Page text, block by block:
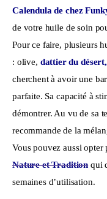
Calendula de chez
de votre huile de soin
Pour ce faire, plusieurs
: olive, dattier du
cherchent à avoir une
parfaite. Sa capacité à
démontrer. Au vu de sa
recommande de la
Vous pouvez aussi
Nature et Tradition qui
semaines d’utilisation.